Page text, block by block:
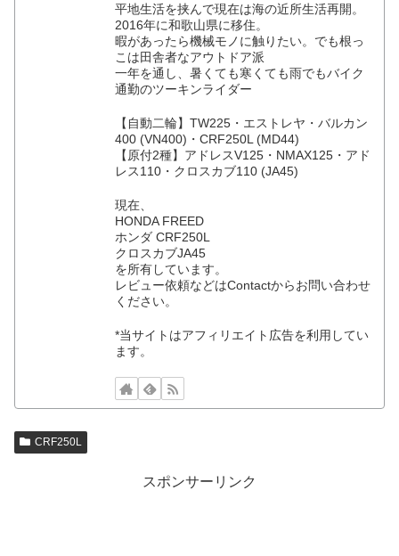
平地生活を挟んで現在は海の近所生活再開。
2016年に和歌山県に移住。
暇があったら機械モノに触りたい。でも根っ
こは田舎者なアウトドア派
一年を通し、暑くても寒くても雨でもバイク
通勤のツーキンライダー
【自動二輪】TW225・エストレヤ・バルカン
400 (VN400)・CRF250L (MD44)
【原付2種】アドレスV125・NMAX125・アド
レス110・クロスカブ110 (JA45)
現在、
HONDA FREED
ホンダ CRF250L
クロスカブJA45
を所有しています。
レビュー依頼などはContactからお問い合わせ
ください。
*当サイトはアフィリエイト広告を利用してい
ます。
CRF250L
スポンサーリンク